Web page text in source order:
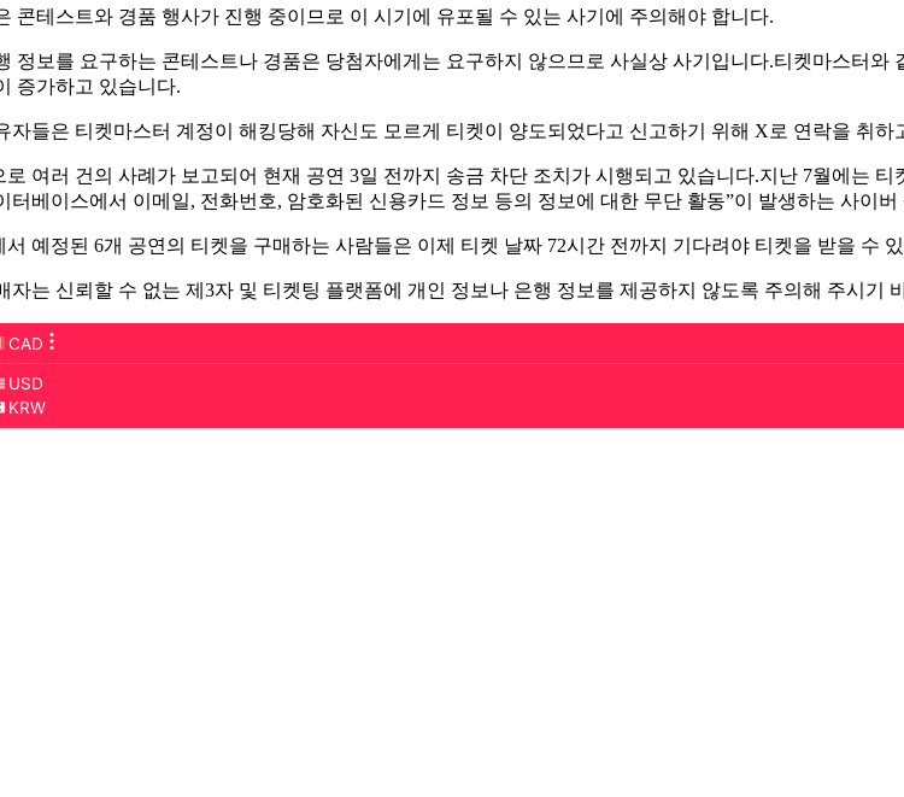
콘테스트와 경품 행사가 진행 중이므로 이 시기에 유포될 수 있는 사기에 주의해야 합니다.
정보를 요구하는 콘테스트나 경품은 당첨자에게는 요구하지 않으므로 사실상 사기입니다.티켓마스터와
증가하고 있습니다.
자들은 티켓마스터 계정이 해킹당해 자신도 모르게 티켓이 양도되었다고 신고하기 위해 X로 연락을 취하
로 여러 건의 사례가 보고되어 현재 공연 3일 전까지 송금 차단 조치가 시행되고 있습니다.지난 7월에는
터베이스에서 이메일, 전화번호, 암호화된 신용카드 정보 등의 정보에 대한 무단 활동”이 발생하는 사이
서 예정된 6개 공연의 티켓을 구매하는 사람들은 이제 티켓 날짜 72시간 전까지 기다려야 티켓을 받을 수
자는 신뢰할 수 없는 제3자 및 티켓팅 플랫폼에 개인 정보나 은행 정보를 제공하지 않도록 주의해 주시기